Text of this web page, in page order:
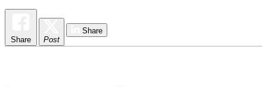
Share Post
Share